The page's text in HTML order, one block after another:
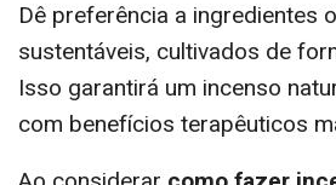
Dê preferência a ingredientes
sustentáveis, cultivados de
Isso garantirá um incenso
com benefícios terapêuticos